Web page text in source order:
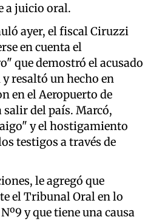
a juicio oral.
ayer, el fiscal Ciruzzi
en cuenta el
que demostró el acusado
resaltó un hecho en
en el Aeropuerto de
del país. Marcó,
y el hostigamiento
testigos a través de
le agregó que
el Tribunal Oral en lo
y que tiene una causa